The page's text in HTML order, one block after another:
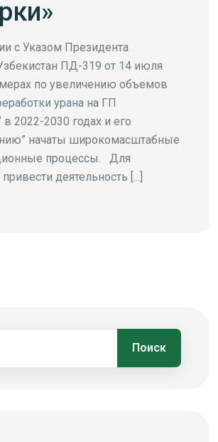
с Указом Президента
ПД-319 от 14 июля
по увеличению объемов
урана на ГП
в 2022-2030 годах и его
начаты широкомасштабные
процессы. Для
деятельность [...]
Поиск